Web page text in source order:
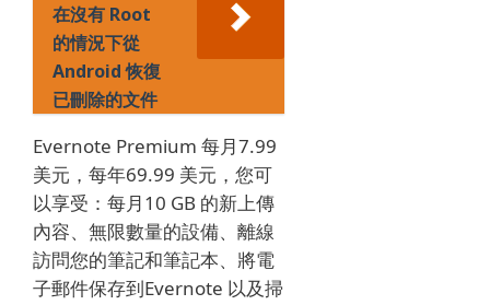
在沒有 Root
的情況下從
Android 恢復
已刪除的文件
Evernote Premium 每月7.99
美元，每年69.99 美元，您可
以享受：每月10 GB 的新上傳
內容、無限數量的設備、離線
訪問您的筆記和筆記本、將電
子郵件保存到Evernote 以及掃